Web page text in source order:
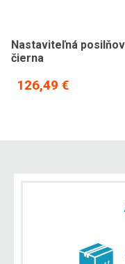
Nastaviteľná
čierna
126,49 €